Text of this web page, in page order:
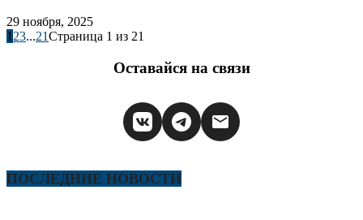
29 ноября, 2025
1 23...21Страница 1 из 21
Оставайся на связи
ПОСЛЕДНИЕ НОВОСТИ